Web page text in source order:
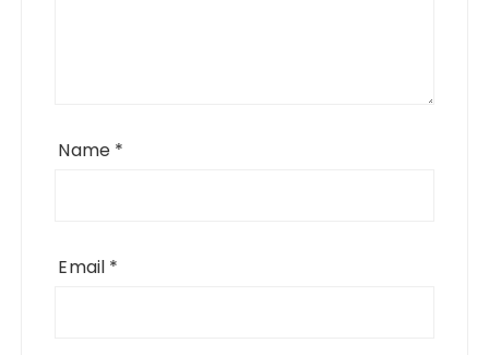
Name *
Email *